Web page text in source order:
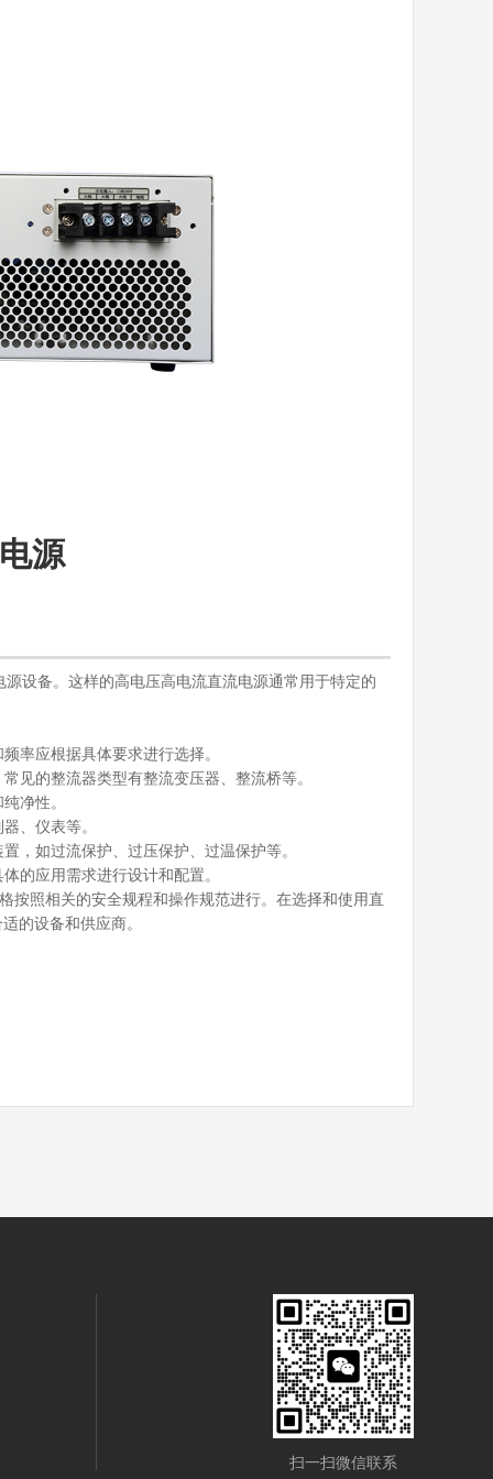
源
设备。这样的高电压高电流直流电源通常用于特定的
率应根据具体要求进行选择。
见的整流器类型有整流变压器、整流桥等。
净性。
、仪表等。
，如过流保护、过压保护、过温保护等。
的应用需求进行设计和配置。
按照相关的安全规程和操作规范进行。在选择和使用直
的设备和供应商。
扫一扫微信联系